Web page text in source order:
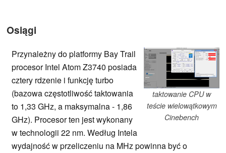
Osiągi
taktowanie CPU w
teście wielowątkowym
Cinebench
Przynależny do platformy Bay Trail
procesor Intel Atom Z3740 posiada
cztery rdzenie i funkcję turbo
(bazowa częstotliwość taktowania
to 1,33 GHz, a maksymalna - 1,86
GHz). Procesor ten jest wykonany
w technologii 22 nm. Według Intela
wydajność w przeliczeniu na MHz powinna być o